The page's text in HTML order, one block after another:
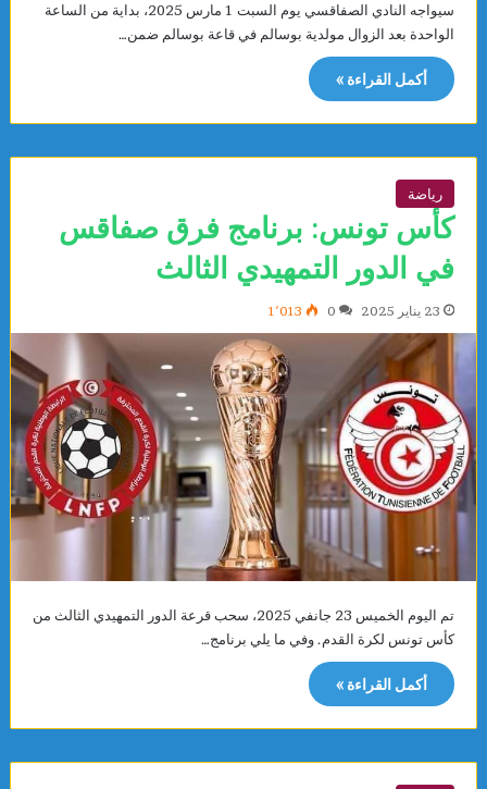
سيواجه النادي الصفاقسي يوم السبت 1 مارس 2025، بداية من الساعة
الواحدة بعد الزوال مولدية بوسالم في قاعة بوسالم ضمن…
أكمل القراءة »
رياضة
كأس تونس: برنامج فرق صفاقس
في الدور التمهيدي الثالث
23 يناير 2025 0 1٬013
تم اليوم الخميس 23 جانفي 2025، سحب قرعة الدور التمهيدي الثالث من
كأس تونس لكرة القدم. وفي ما يلي برنامج…
أكمل القراءة »